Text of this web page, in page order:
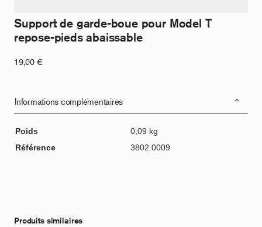
Support de garde-boue pour Model T
repose-pieds abaissable
19,00 €
Informations complémentaires
Poids
0,09 kg
Référence
3802.0009
Produits similaires